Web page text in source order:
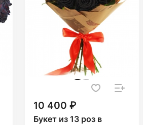
10 400 ₽
Букет из 13 роз в